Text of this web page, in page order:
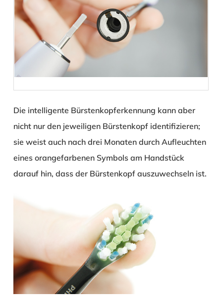
Die intelligente Bürstenkopferkennung kann aber
nicht nur den jeweiligen Bürstenkopf identifizieren;
sie weist auch nach drei Monaten durch Aufleuchten
eines orangefarbenen Symbols am Handstück
darauf hin, dass der Bürstenkopf auszuwechseln ist.